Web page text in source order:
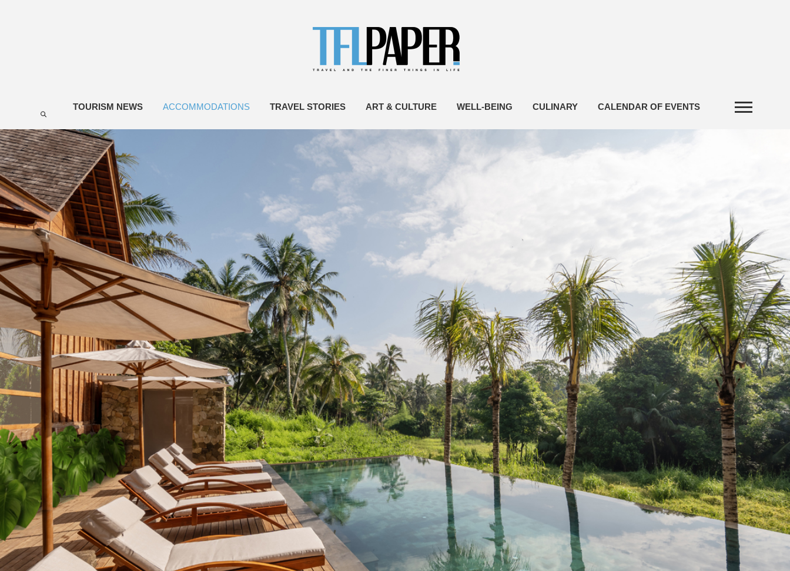
TOURISM NEWS ACCOMMODATIONS TRAVEL STORIES ART & CULTURE WELL-BEING CULINARY CALENDAR OF EVENTS